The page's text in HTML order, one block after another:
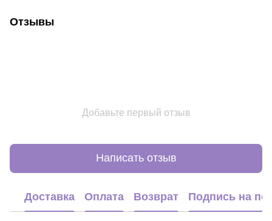
Отзывы
Добавьте первый отзыв
Написать отзыв
Доставка Оплата Возврат Подпись на